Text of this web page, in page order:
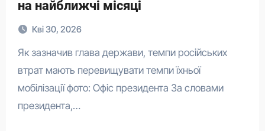
на найближчі місяці
Кві 30, 2026
Як зазначив глава держави, темпи російських
втрат мають перевищувати темпи їхньої
мобілізації фото: Офіс президента За словами
президента,…